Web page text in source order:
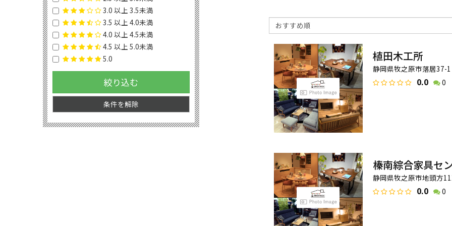
植田木工所
静岡県牧之原市落居37-1
0.0 0
榛南綜合家具セ
静岡県牧之原市地頭方
0.0 0
3.0 以上 3.5未満
3.5 以上 4.0未満
4.0 以上 4.5未満
4.5 以上 5.0未満
5.0
絞り込む
条件を解除